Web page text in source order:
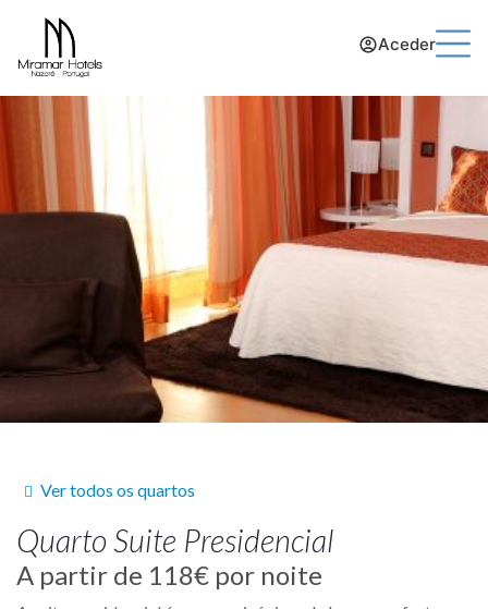
Aceder
Ver todos os quartos
QuartoSuite Presidencial
A partir de 118€ por noite